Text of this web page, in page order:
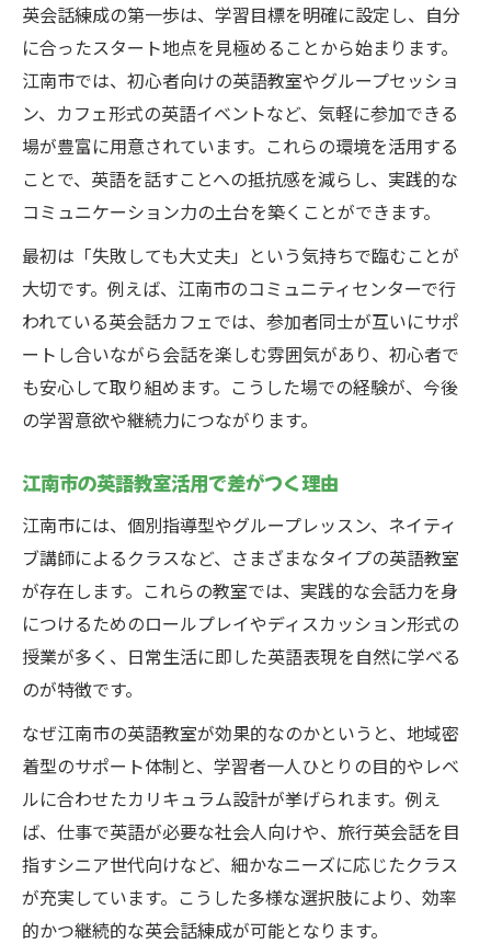
実践型英会話イベントのメリットとは
江南市ならではの英会話練成体験談
実践型英会話で自信を育む秘訣
英会話練成で実践力を伸ばすアプローチ
英会話練成の失敗を成功に変える考え方
英会話練成で自信を持つための環境作り
ネイティブと話す実践機会の見つけ方
江南市の英語教室で学ぶ実践的練成法
英会話に活かす地元環境の活用術
英会話練成で地域イベントを活用する方法
江南市の英語教室ネットワークの利点
英会話練成に役立つ地元情報の集め方
英会話練成で交流の輪を広げるポイント
学び続けたくなる英会話練成の魅力
英会話練成を続けるモチベーションの作り
方
英会話練成で得られる実生活の変化とは
仲間と学ぶ英会話練成の楽しさ
江南市の英語教室がサポートする学び方
英会話練成で自分の成長を実感する方法
生活に根ざす英会話上達実践テクニック
英会話練成を日常生活に取り入れる秘策
生活場面で英会話練成を実践する方法
江南市の英語教室を活かした練成習慣
英会話練成の第一歩は、学習目標を明確に設定し、自分
に合ったスタート地点を見極めることから始まります。
江南市では、初心者向けの英語教室やグループセッショ
ン、カフェ形式の英語イベントなど、気軽に参加できる
場が豊富に用意されています。これらの環境を活用する
ことで、英語を話すことへの抵抗感を減らし、実践的な
コミュニケーション力の土台を築くことができます。
最初は「失敗しても大丈夫」という気持ちで臨むことが
大切です。例えば、江南市のコミュニティセンターで行
われている英会話カフェでは、参加者同士が互いにサポ
ートし合いながら会話を楽しむ雰囲気があり、初心者で
も安心して取り組めます。こうした場での経験が、今後
の学習意欲や継続力につながります。
江南市の英語教室活用で差がつく理由
江南市には、個別指導型やグループレッスン、ネイティ
ブ講師によるクラスなど、さまざまなタイプの英語教室
が存在します。これらの教室では、実践的な会話力を身
につけるためのロールプレイやディスカッション形式の
授業が多く、日常生活に即した英語表現を自然に学べる
のが特徴です。
なぜ江南市の英語教室が効果的なのかというと、地域密
着型のサポート体制と、学習者一人ひとりの目的やレベ
ルに合わせたカリキュラム設計が挙げられます。例え
ば、仕事で英語が必要な社会人向けや、旅行英会話を目
指すシニア世代向けなど、細かなニーズに応じたクラス
が充実しています。こうした多様な選択肢により、効率
的かつ継続的な英会話練成が可能となります。